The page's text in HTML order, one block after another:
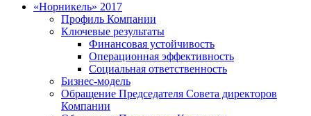
«Норникель» 2017
Профиль Компании
Ключевые результаты
Финансовая устойчивость
Операционная эффективность
Социальная ответственность
Бизнес-модель
Обращение Председателя Совета директоров
Компании